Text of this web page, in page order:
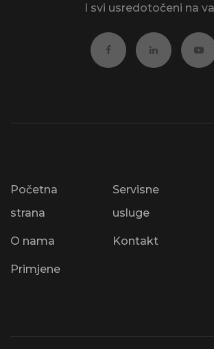
I svi usredotočeni na
Početna
strana
O nama
Primjene
Servisne
usluge
Kontakt